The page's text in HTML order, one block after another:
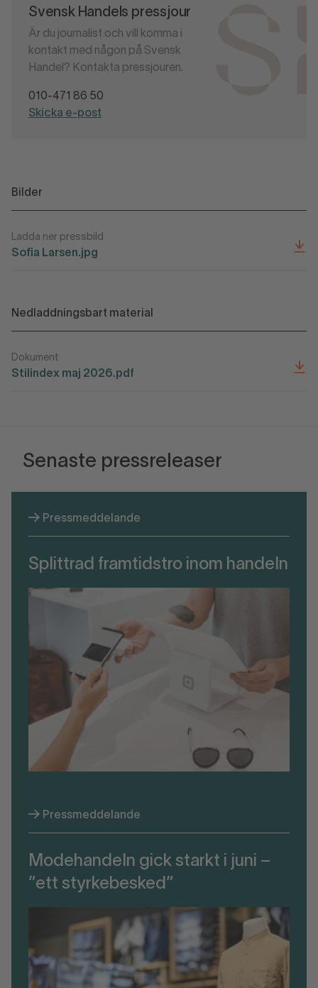
Svensk Handels pressjour
Är du journalist och vill komma i
kontakt med någon på Svensk
Handel? Kontakta pressjouren.
010-471 86 50
Skicka e-post
Bilder
Ladda ner pressbild
Sofia Larsen.jpg
Nedladdningsbart material
Dokument
Stilindex maj 2026.pdf
Senaste pressreleaser
Pressmeddelande
Splittrad framtidstro inom handeln
Pressmeddelande
Modehandeln gick starkt i juni –
”ett styrkebesked”